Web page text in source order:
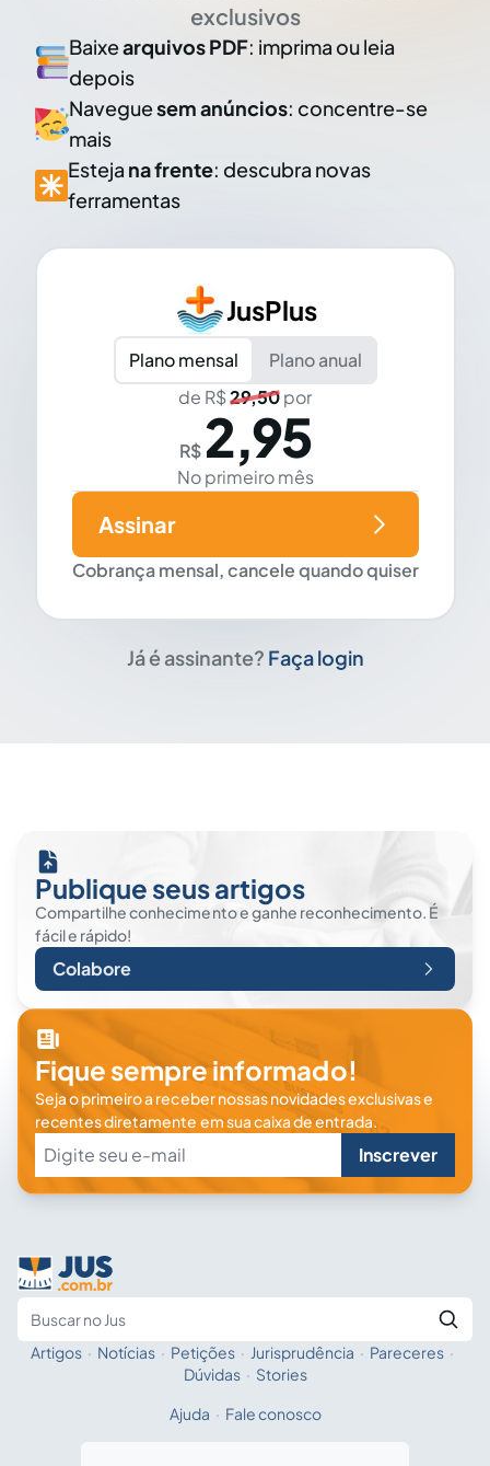
exclusivos
Baixearquivos PDF: imprima ou leia
depois
Naveguesem anúncios: concentre-se
mais
Esteja na frente: descubra novas
ferramentas
JusPlus
Plano mensal
Plano anual
de R$29,50por
R$ 2,95
No primeiro mês
Cobrança mensal, cancele quando quiser
Assinar
Já é assinante? Faça login
Publique seus artigos
Compartilhe conhecimento e ganhe reconhecimento. É
fácil e rápido!
Colabore
Fique sempre informado!
Seja o primeiro a receber nossas novidades exclusivas e
recentes diretamente em sua caixa de entrada.
Inscrever
Fale com a IA
Artigos · Notícias · Petições · Jurisprudência · Pareceres ·
Dúvidas · Stories
Ajuda · Fale conosco